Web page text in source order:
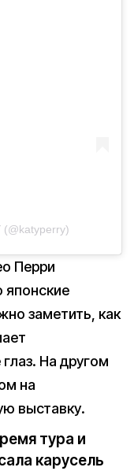
(@katyperry)
Перри
японские
заметить, как
На другом
на
выставку.
тура и
карусель